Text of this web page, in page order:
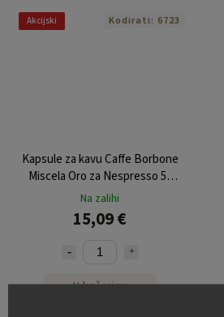
Akcijski
Kapsule za kavu Caffe Borbone
Miscela Oro za Nespresso 50
kom
Na zalihi
15,09 €
U košaricu
Kodirati: 6723